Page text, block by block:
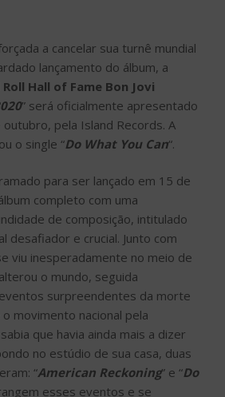
a cancelar sua turnê mundial
lançamento do álbum, a
Roll Hall of Fame Bon Jovi
” será oficialmente apresentado
pela Island Records. A
o single “Do What You Can“.
para ser lançado em 15 de
completo com uma
de composição, intitulado
desafiador e crucial. Junto com
viu inesperadamente no meio de
o mundo, seguida
surpreendentes da morte
o movimento nacional pela
que havia ainda mais a dizer
no estúdio de sua casa, duas
“American Reckoning” e “Do
esses eventos e se